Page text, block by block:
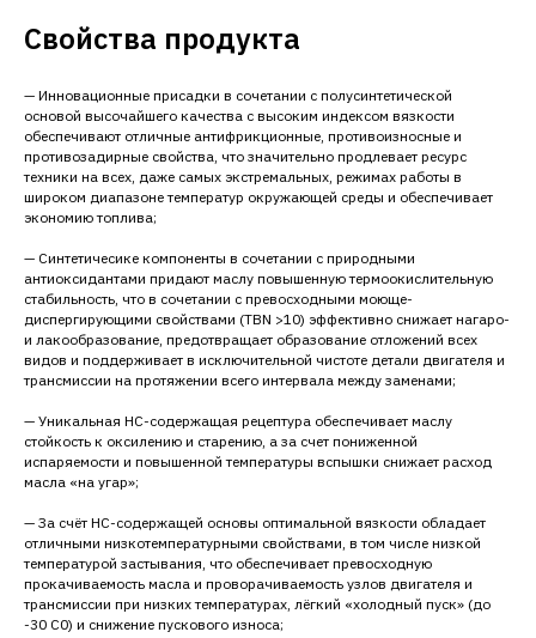
Свойства продукта
— Инновационные присадки в сочетании с полусинтетической
основой высочайшего качества с высоким индексом вязкости
обеспечивают отличные антифрикционные, противоизносные и
противозадирные свойства, что значительно продлевает ресурс
техники на всех, даже самых экстремальных, режимах работы в
широком диапазоне температур окружающей среды и обеспечивает
экономию топлива;
— Синтетичесике компоненты в сочетании с природными
антиоксидантами придают маслу повышенную термоокислительную
стабильность, что в сочетании с превосходными моюще-
диспергирующими свойствами (TBN >10) эффективно снижает нагаро-
и лакообразование, предотвращает образование отложений всех
видов и поддерживает в исключительной чистоте детали двигателя и
трансмиссии на протяжении всего интервала между заменами;
— Уникальная HC-содержащая рецептура обеспечивает маслу
стойкость к оксилению и старению, а за счет пониженной
испаряемости и повышенной температуры вспышки снижает расход
масла «на угар»;
— За счёт HC-содержащей основы оптимальной вязкости обладает
отличными низкотемпературными свойствами, в том числе низкой
температурой застывания, что обеспечивает превосходную
прокачиваемость масла и проворачиваемость узлов двигателя и
трансмиссии при низких температурах, лёгкий «холодный пуск» (до
-30 C0) и снижение пускового износа;